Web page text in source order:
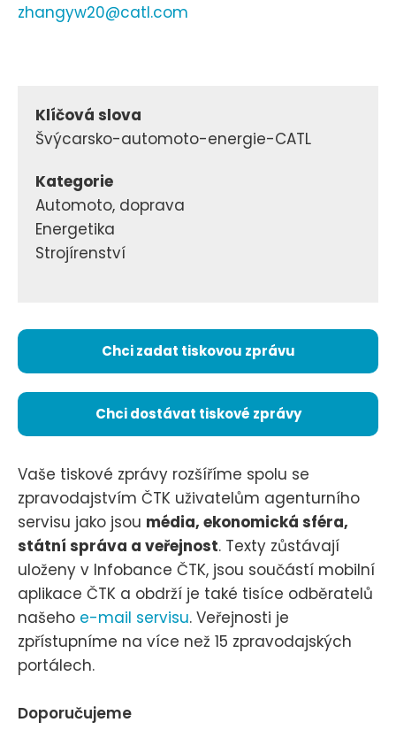
zhangyw20@catl.com
Klíčová slova
Švýcarsko-automoto-energie-CATL
Kategorie
Automoto, doprava
Energetika
Strojírenství
Chci zadat tiskovou zprávu
Chci dostávat tiskové zprávy
Vaše tiskové zprávy rozšíříme spolu se
zpravodajstvím ČTK uživatelům agenturního
servisu jako jsou média, ekonomická sféra,
státní správa a veřejnost. Texty zůstávají
uloženy v Infobance ČTK, jsou součástí mobilní
aplikace ČTK a obdrží je také tisíce odběratelů
našeho e-mail servisu. Veřejnosti je
zpřístupníme na více než 15 zpravodajských
portálech.
Doporučujeme